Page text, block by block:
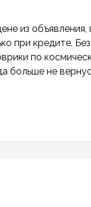
из
при кредите.
по
больше не